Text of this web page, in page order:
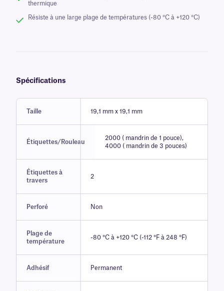
thermique
Résiste à une large plage de températures (-80 °C à +120 °C)
Spécifications
Taille 19,1 mm x 19,1 mm
Étiquettes/Rouleau
2000 ( mandrin de 1 pouce),
4000 ( mandrin de 3 pouces)
Étiquettes à
travers
2
Perforé Non
Plage de
température
-80 °C à +120 °C (-112 °F à 248 °F)
Adhésif Permanent